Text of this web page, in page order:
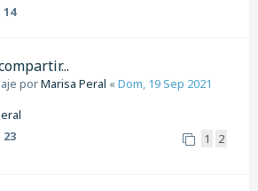
14
porMarisa Peral «Dom, 19 Sep 2021
23 1 2